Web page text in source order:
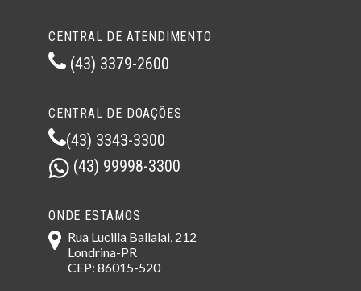
CENTRAL DE ATENDIMENTO
(43) 3379-2600
CENTRAL DE DOAÇÕES
(43) 3343-3300
(43) 99998-3300
ONDE ESTAMOS
Rua Lucilla Ballalai, 212
Londrina-PR
CEP: 86015-520